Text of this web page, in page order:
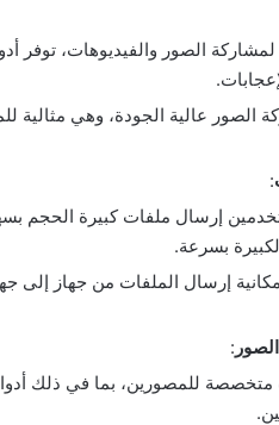
الصور والفيديوهات، توفر
الصور عالية الجودة، وهي مثالية
:
إرسال ملفات كبيرة الحجم
بسرعة.
إرسال الملفات من جهاز إلى
:
للمصورين، بما في ذلك